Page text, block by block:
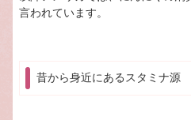
言われています。
昔から身近にあるスタミナ源